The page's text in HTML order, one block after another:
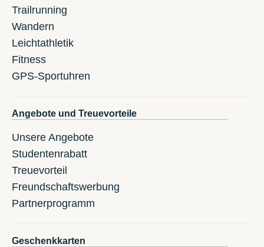
Trailrunning
Wandern
Leichtathletik
Fitness
GPS-Sportuhren
Angebote und Treuevorteile
Unsere Angebote
Studentenrabatt
Treuevorteil
Freundschaftswerbung
Partnerprogramm
Geschenkkarten